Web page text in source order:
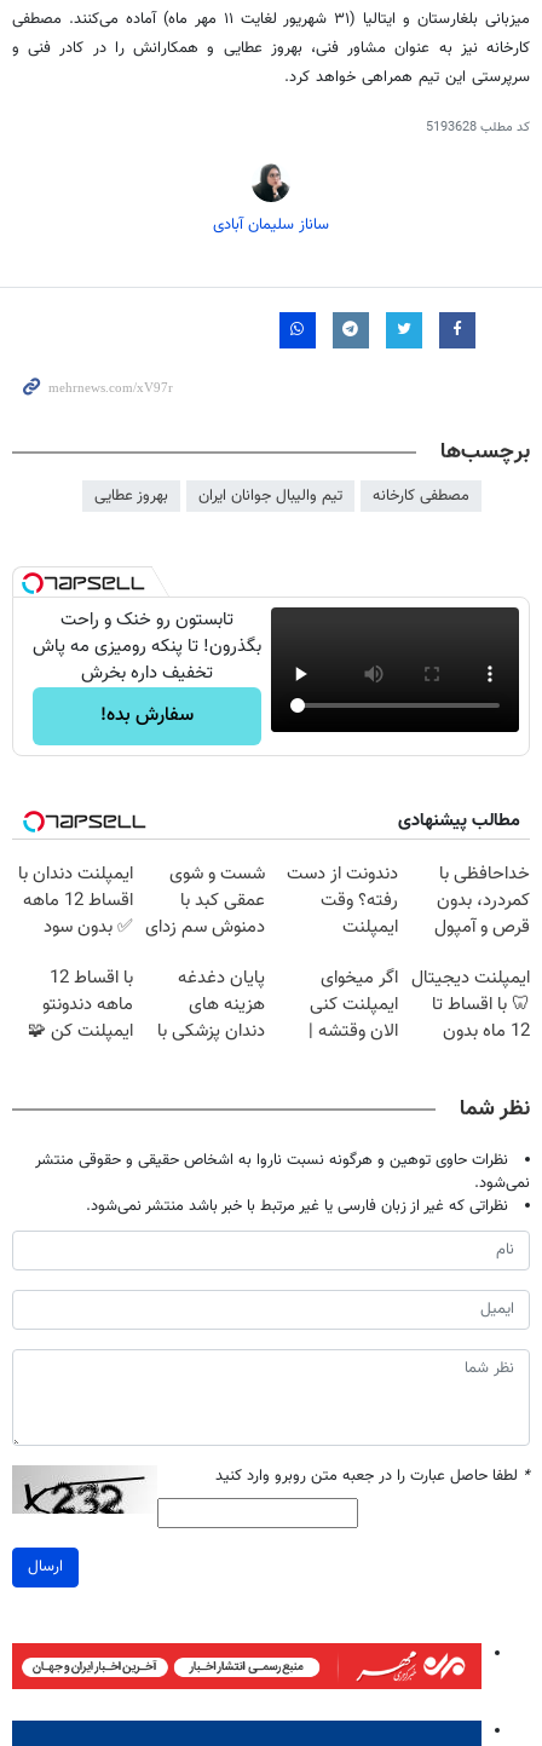
میزبانی بلغارستان و ایتالیا (۳۱ شهریور لغایت ۱۱ مهر ماه) آماده می‌کنند. مصطفی
کارخانه نیز به عنوان مشاور فنی، بهروز عطایی و همکارانش را در کادر فنی و
سرپرستی این تیم همراهی خواهد کرد.
کد مطلب5193628
ساناز سلیمان آبادی
برچسب‌ها
مصطفی کارخانه تیم والیبال جوانان ایران بهروز عطایی
تابستون رو خنک و راحت
بگذرون! تا پنکه رومیزی مه پاش
تخفیف داره بخرش
سفارش بده!
مطالب پیشنهادی
خداحافظی با
کمردرد، بدون
قرص و آمپول
دندونت از دست
رفته؟ وقت
ایمپلنت
شست و شوی
عمقی کبد با
دمنوش سم زدای
ایمپلنت دندان با
اقساط 12 ماهه
✅ بدون سود
ایمپلنت دیجیتال
🦷 با اقساط تا
12 ماه بدون
اگر میخوای
ایمپلنت کنی
الان وقتشه |
پایان دغدغه
هزینه های
دندان پزشکی با
با اقساط 12
ماهه دندونتو
ایمپلنت کن 🧩
نظر شما
نظرات حاوی توهین و هرگونه نسبت ناروا به اشخاص حقیقی و حقوقی منتشر
نمی‌شود.
نظراتی که غیر از زبان فارسی یا غیر مرتبط با خبر باشد منتشر نمی‌شود.
* لطفا حاصل عبارت را در جعبه متن روبرو وارد کنید
ارسال